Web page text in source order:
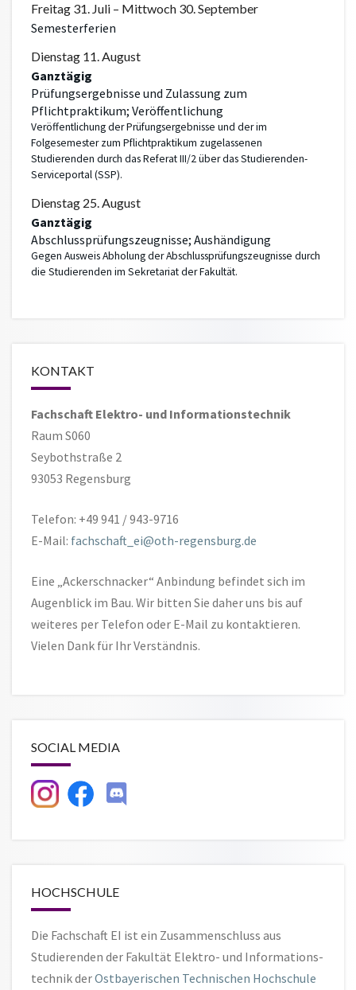
Freitag 31. Juli – Mittwoch 30.September
Semesterferien
Dienstag 11.August
Ganztägig
Prüfungsergebnisse und Zulassung zum
Pflichtpraktikum; Veröffentlichung
Veröffentlichung der Prüfungsergebnisse und der im
Folgesemester zum Pflichtpraktikum zugelassenen
Studierenden durch das Referat III/2 über das Studierenden-
Serviceportal (SSP).
Dienstag 25.August
Ganztägig
Abschlussprüfungszeugnisse; Aushändigung
Gegen Ausweis Abholung der Abschlussprüfungszeugnisse durch
die Studierenden im Sekretariat der Fakultät.
KONTAKT
Fachschaft Elektro- und Informationstechnik
Raum S060
Seybothstraße 2
93053 Regensburg
Telefon: +49 941 / 943-9716
E-Mail: fachschaft_ei@oth-regensburg.de
Eine „Ackerschnacker“ Anbindung befindet sich im
Augenblick im Bau. Wir bitten Sie daher uns bis auf
weiteres per Telefon oder E-Mail zu kontaktieren.
Vielen Dank für Ihr Verständnis.
SOCIAL MEDIA
HOCHSCHULE
Die Fachschaft EI ist ein Zusammen­schluss aus
Studierenden der Fakultät Elektro- und Informations­
technik derOstbayerischen Technischen Hochschule